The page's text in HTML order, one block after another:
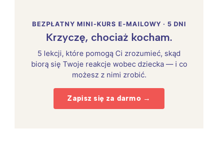
BEZPŁATNY MINI-KURS E-MAILOWY · 5 DNI
Krzyczę, chociaż kocham.
5 lekcji, które pomogą Ci zrozumieć, skąd
biorą się Twoje reakcje wobec dziecka — i co
możesz z nimi zrobić.
Zapisz się za darmo →